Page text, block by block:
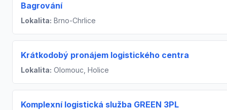
Bagrování
Lokalita: Brno-Chrlice
Krátkodobý pronájem logistického centra
Lokalita: Olomouc, Holice
Komplexní logistická služba GREEN 3PL